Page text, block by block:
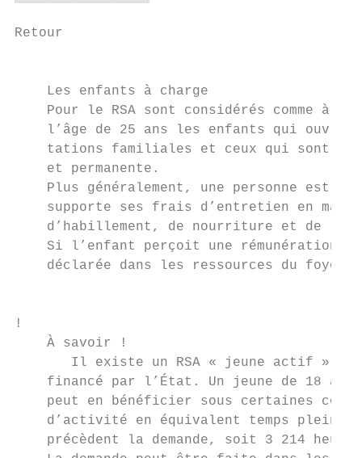
Retour
Les enfants à charge
Pour le RSA sont considérés comme à
l’âge de 25 ans les enfants qui
tations familiales et ceux qui sont à
et permanente.
Plus généralement, une personne est à
supporte ses frais d’entretien en
d’habillement, de nourriture et de
Si l’enfant perçoit une rémunération,
déclarée dans les ressources du
!
À savoir !
Il existe un RSA « jeune actif »,
financé par l’État. Un jeune de 18 à
peut en bénéficier sous certaines
d’activité en équivalent temps plein
précèdent la demande, soit 3 214